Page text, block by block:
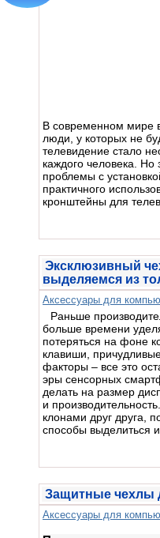
В современном мире
люди, у которых не
телевидение стало
каждого человека. Но
проблемы с
практичного
кронштейны для
Эксклюзивный
выделяемся из
Аксессуары для
Раньше
больше времени
потеряться на фоне
клавиши,
факторы – все это
эры сенсорных
делать на размер
и
клонами друг друга,
способы выделиться
Защитные чехлы
Аксессуары для